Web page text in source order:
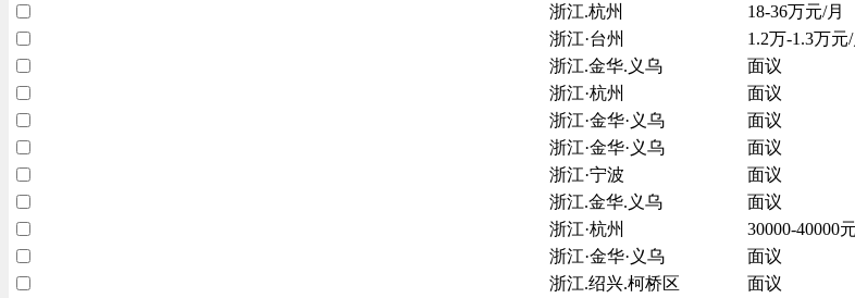
浙江.杭州
18-36万元/月
浙江·台州
1.2万-1.3万元/
浙江.金华.义乌
面议
浙江·杭州
面议
浙江·金华·义乌
面议
浙江·金华·义乌
面议
浙江·宁波
面议
浙江.金华.义乌
面议
浙江·杭州
30000-40000
浙江·金华·义乌
面议
浙江.绍兴.柯桥区
面议